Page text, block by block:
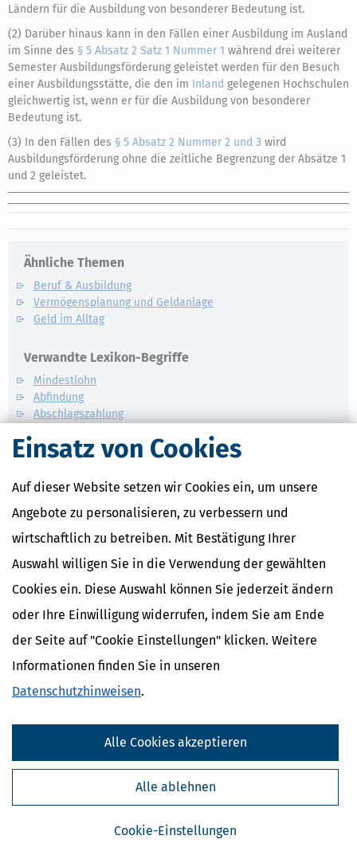
Einsatz von Cookies
Auf dieser Website setzen wir Cookies ein, um unsere
Angebote zu personalisieren, zu verbessern und
wirtschaftlich zu betreiben. Mit Bestätigung Ihrer
Auswahl willigen Sie in die Verwendung der gewählten
Cookies ein. Diese Auswahl können Sie jederzeit ändern
oder Ihre Einwilligung widerrufen, indem Sie am Ende
der Seite auf "Cookie Einstellungen" klicken. Weitere
Informationen finden Sie in unseren
Datenschutzhinweisen.
Cookie-Einstellungen
Alle ablehnen
Alle Cookies akzeptieren
Ländern für die Ausbildung von besonderer Bedeutung ist.
(2) Darüber hinaus kann in den Fällen einer Ausbildung im Ausland
im Sinne des § 5 Absatz 2 Satz 1 Nummer 1 während drei weiterer
Semester Ausbildungsförderung geleistet werden für den Besuch
einer Ausbildungsstätte, die den im Inland gelegenen Hochschulen
gleichwertig ist, wenn er für die Ausbildung von besonderer
Bedeutung ist.
(3) In den Fällen des § 5 Absatz 2 Nummer 2 und 3 wird
Ausbildungsförderung ohne die zeitliche Begrenzung der Absätze 1
und 2 geleistet.
Ähnliche Themen
Beruf & Ausbildung
Vermögensplanung und Geldanlage
Geld im Alltag
Verwandte Lexikon-Begriffe
Mindestlohn
Abfindung
Abschlagszahlung
Apothekerzuschüsse
Kostenlose Steuertipps & News
Steuertipps Selbstständige
Ja, ich möchte die kostenlosen Newsletter
Datenschutzhinweisehabe ich gelesen.
Meine Einwilligung kann ich jederzeit durch